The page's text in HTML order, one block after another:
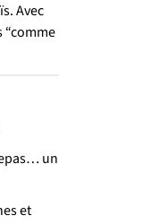
Avec
un
et